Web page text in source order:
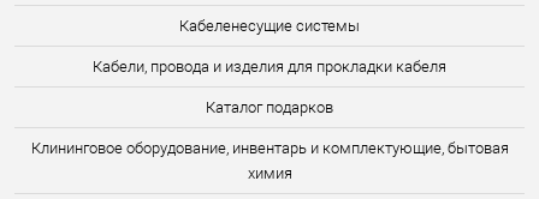
Кабеленесущие системы
Кабели, провода и изделия для прокладки кабеля
Каталог подарков
Клининговое оборудование, инвентарь и комплектующие, бытовая
химия